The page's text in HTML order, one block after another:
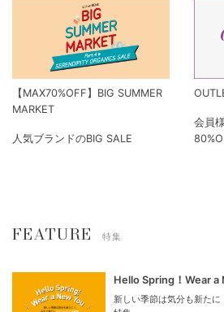
【MAX70%OFF】BIG SUMMER
MARKET
人気ブランドのBIG SALE
会員
FEATURE 特集
Hello Spring！Wear a
新しい季節は気分も新た